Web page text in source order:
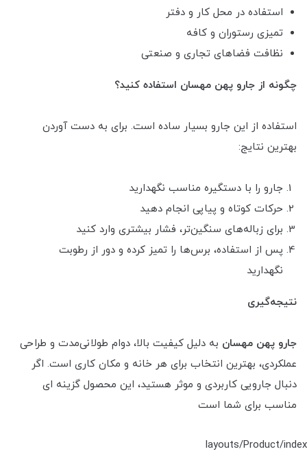
استفاده در محل کار و دفتر
تمیزی رستوران و کافه
نظافت فضاهای تجاری و صنعتی
چگونه از جارو پهن مهسان استفاده کنید؟
استفاده از این جارو بسیار ساده است. برای به دست آوردن
بهترین نتایج:
جارو را با دستگیره مناسب نگهدارید
حرکات کوتاه و پیاپی انجام دهید
برای زباله‌های سنگین‌تر، فشار بیشتری وارد کنید
پس از استفاده، برس‌ها را تمیز کرده و دور از رطوبت
نگهدارید
نتیجه‌گیری
جارو پهن مهسان به دلیل کیفیت بالا، دوام طولانی‌مدت و طراحی
عملکردی، بهترین انتخاب برای هر خانه و مکان کاری است. اگر
دنبال جارویی کاربردی و موثر هستید، این محصول گزینه ای
مناسب برای شما است
layouts/Product/index